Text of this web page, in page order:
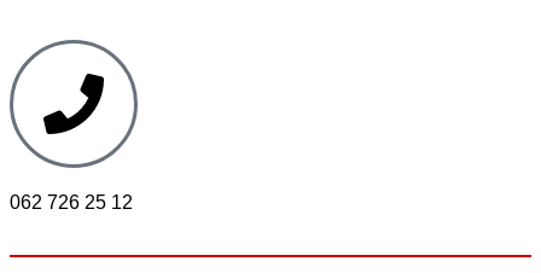
062 726 25 12